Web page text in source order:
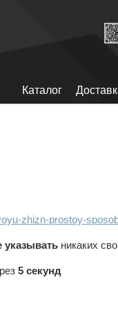
Каталог
zhizn-prostoy-
указывать никаких
5 секунд